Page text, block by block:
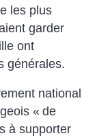
les plus
garder
ont
générales.
national
« de
à supporter